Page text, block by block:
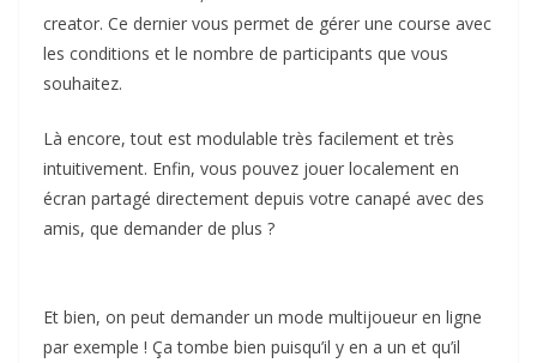
creator. Ce dernier vous permet de gérer une course avec
les conditions et le nombre de participants que vous
souhaitez.
Là encore, tout est modulable très facilement et très
intuitivement. Enfin, vous pouvez jouer localement en
écran partagé directement depuis votre canapé avec des
amis, que demander de plus ?
Et bien, on peut demander un mode multijoueur en ligne
par exemple ! Ça tombe bien puisqu’il y en a un et qu’il